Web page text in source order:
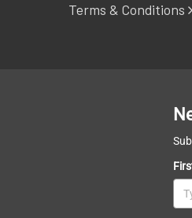
Terms & Conditions